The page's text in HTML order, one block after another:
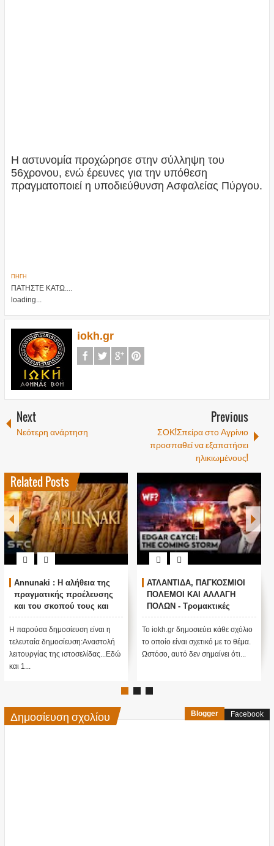
Η αστυνομία προχώρησε στην σύλληψη του
56χρονου, ενώ έρευνες για την υπόθεση
πραγματοποιεί η υποδιεύθυνση Ασφαλείας Πύργου.
ΠΗΓΗ
ΠΑΤΗΣΤΕ ΚΑΤΩ....
loading...
iokh.gr
Next
Νεότερη ανάρτηση
Previous
ΣΟΚ!Σπείρα στο Αγρίνιο
προσπαθεί να εξαπατήσει
ηλικιωμένους!
Related Posts
Annunaki : Η αλήθεια της
πραγματικής προέλευσης
και του σκοπού τους και
αναστολή λειτουργίας μας
....
Η παρούσα δημοσίευση είναι η
τελευταία δημοσίευση:Αναστολή
λειτουργίας της ιστοσελίδας...Εδώ
και 1...
ΑΤΛΑΝΤΙΔΑ, ΠΑΓΚΟΣΜΙΟΙ
ΠΟΛΕΜΟΙ ΚΑΙ ΑΛΛΑΓΗ
ΠΟΛΩΝ - Τρομακτικές
προβλέψεις του Edgar
Cayce (Video)
Το iokh.gr δημοσιεύει κάθε σχόλιο
το οποίο είναι σχετικό με το θέμα.
Ωστόσο, αυτό δεν σημαίνει ότι...
Δημοσίευση σχολίου Blogger Facebook